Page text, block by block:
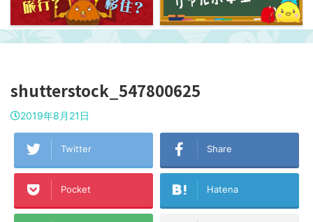
shutterstock_547800625
2019年8月21日
Twitter Share
Pocket Hatena